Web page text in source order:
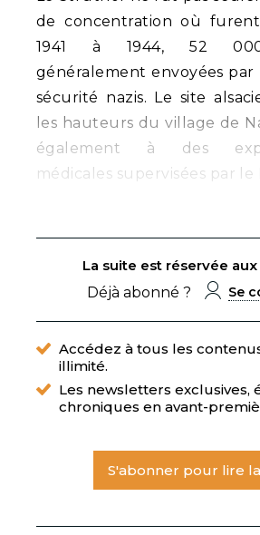
de concentration où
1941 à 1944, 52 000
généralement envoyées par
sécurité nazis. Le site
les hauteurs du village de
également à des
médicales supervisées par le
La suite est réservée
Déjà abonné ?
Se
Accédez à tous les
illimité.
Les newsletters exclusives,
chroniques en avant-
S'abonner pour lire